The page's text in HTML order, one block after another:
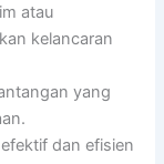
atau
kelancaran
yang
dan efisien